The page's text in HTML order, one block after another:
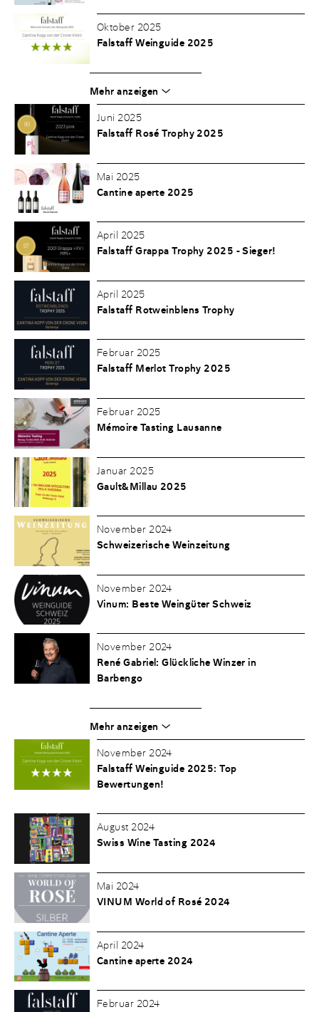
Oktober 2025
Falstaff Weinguide 2025
Mehr anzeigen
Juni 2025
Falstaff Rosé Trophy 2025
Mai 2025
Cantine aperte 2025
April 2025
Falstaff Grappa Trophy 2025 - Sieger!
April 2025
Falstaff Rotweinblens Trophy
Februar 2025
Falstaff Merlot Trophy 2025
Februar 2025
Mémoire Tasting Lausanne
Januar 2025
Gault&Millau 2025
November 2024
Schweizerische Weinzeitung
November 2024
Vinum: Beste Weingüter Schweiz
November 2024
René Gabriel: Glückliche Winzer in
Barbengo
Mehr anzeigen
November 2024
Falstaff Weinguide 2025: Top
Bewertungen!
August 2024
Swiss Wine Tasting 2024
Mai 2024
VINUM World of Rosé 2024
April 2024
Cantine aperte 2024
Februar 2024